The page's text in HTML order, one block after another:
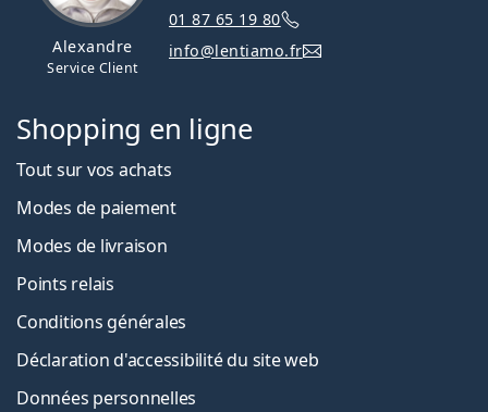
Alexandre
Service Client
01 87 65 19 80
info@lentiamo.fr
Shopping en ligne
Tout sur vos achats
Modes de paiement
Modes de livraison
Points relais
Conditions générales
Déclaration d'accessibilité du site web
Données personnelles